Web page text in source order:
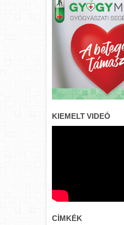
KIEMELT VIDEÓ
CÍMKÉK